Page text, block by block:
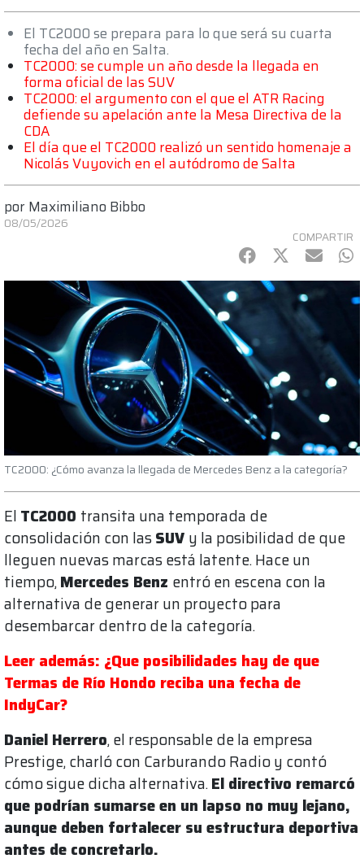
El TC2000 se prepara para lo que será su cuarta
fecha del año en Salta.
TC2000: se cumple un año desde la llegada en
forma oficial de las SUV
TC2000: el argumento con el que el ATR Racing
defiende su apelación ante la Mesa Directiva de la
CDA
El día que el TC2000 realizó un sentido homenaje a
Nicolás Vuyovich en el autódromo de Salta
por Maximiliano Bibbo
08/05/2026
COMPARTIR
Facebook
Twitter
mail
TC2000: ¿Cómo avanza la llegada de Mercedes Benz a la categoría?
El TC2000 transita una temporada de
consolidación con lasSUV y la posibilidad de que
lleguen nuevas marcas está latente. Hace un
tiempo,Mercedes Benz entró en escena con la
alternativa de generar un proyecto para
desembarcar dentro de la categoría.
Leer además: ¿Que posibilidades hay de que
Termas de Río Hondo reciba una fecha de
IndyCar?
Daniel Herrero, el responsable de la empresa
Prestige, charló con Carburando Radio y contó
cómo sigue dicha alternativa.El directivo remarcó
que podrían sumarse en un lapso no muy lejano,
aunque deben fortalecer su estructura deportiva
antes de concretarlo.